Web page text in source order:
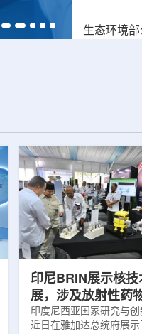
韩国忠
印尼BRIN展示核技
展，涉及放射性药
辐照应用
印度尼西亚国家研究与
近日在雅加达总统府展